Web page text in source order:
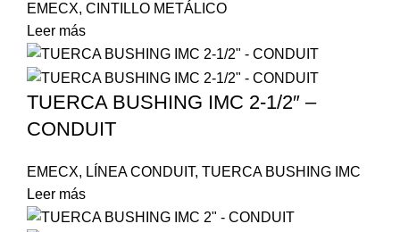
EMECX, CINTILLO METÁLICO
Leer más
TUERCA BUSHING IMC 2-1/2″ –
CONDUIT
EMECX, LÍNEA CONDUIT, TUERCA BUSHING IMC
Leer más